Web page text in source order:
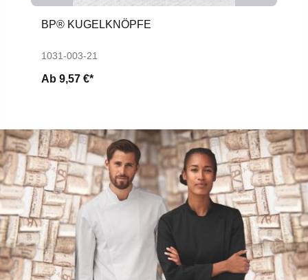
BP® KUGELKNÖPFE
1031-003-21
Ab 9,57 €*